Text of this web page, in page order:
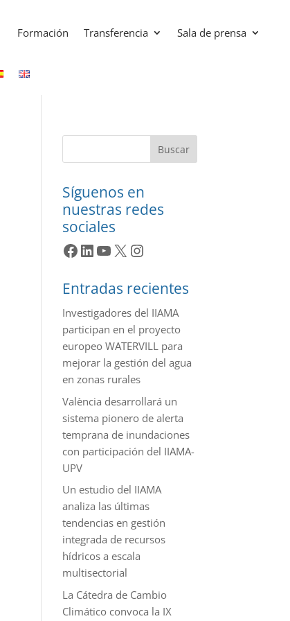
Formación Transferencia
Sala de prensa
Buscar
Síguenos en
nuestras redes
sociales
Facebook
LinkedIn
YouTube
X Instagram
Entradas recientes
Investigadores del IIAMA
participan en el proyecto
europeo WATERVILL para
mejorar la gestión del agua
en zonas rurales
València desarrollará un
sistema pionero de alerta
temprana de inundaciones
con participación del IIAMA-
UPV
Un estudio del IIAMA
analiza las últimas
tendencias en gestión
integrada de recursos
hídricos a escala
multisectorial
La Cátedra de Cambio
Climático convoca la IX